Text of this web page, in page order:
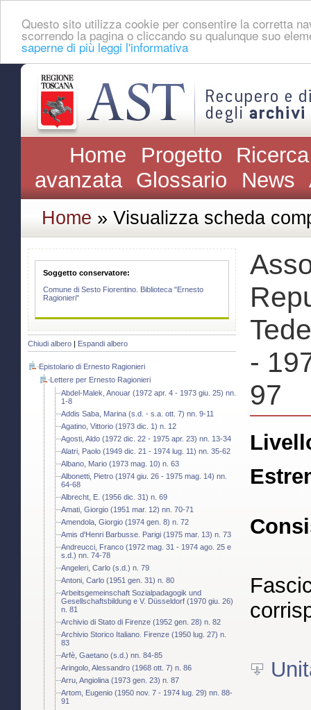
Questo sito utilizza cookie per consentire la corretta
scorrendo la pagina o cliccando su qualunque suo
saperne di più leggi l'informativa
Home Progetto
avanzata Glossario News
Home » Visualizza scheda
Soggetto conservatore:
Comune di Sesto Fiorentino. Biblioteca "Ernesto
Ragionieri"
Chiudi albero | Espandi albero
Epistolario di Ernesto Ragionieri
Lettere per Ernesto Ragionieri
Abdel-Malek, Anouar (1972 apr. 4 - 1973 giu. 25) nn.
1-8
Addis Saba, Marina (s.d. - s.a. ott. 7) nn. 9-11
Agatino, Vittorio (1973 dic. 1) n. 12
Agosti, Aldo (1972 dic. 22 - 1975 apr. 23) nn. 13-34
Alatri, Paolo (1949 dic. 21 - 1974 lug. 11) nn. 35-62
Albano, Mario (1973 mag. 10) n. 63
Albonetti, Pietro (1974 giu. 26 - 1975 mag. 14) nn.
64-68
Albrecht, E. (1956 dic. 31) n. 69
Amati, Giorgio (1951 mar. 12) nn. 70-71
Amendola, Giorgio (1974 gen. 8) n. 72
Amis d'Henri Barbusse. Parigi (1975 mar. 13) n. 73
Andreucci, Franco (1972 mag. 31 - 1974 ago. 25 e
s.d.) nn. 74-78
Angeleri, Carlo (s.d.) n. 79
Antoni, Carlo (1951 gen. 31) n. 80
Arbeitsgemeinschaft Sozialpadagogik und
Gesellschaftsbildung e V. Düsseldorf (1970 giu. 26)
n. 81
Archivio di Stato di Firenze (1952 gen. 28) n. 82
Archivio Storico Italiano. Firenze (1950 lug. 27) n.
83
Arfè, Gaetano (s.d.) nn. 84-85
Aringolo, Alessandro (1968 ott. 7) n. 86
Arru, Angiolina (1973 gen. 23) n. 87
Artom, Eugenio (1950 nov. 7 - 1974 lug. 29) nn. 88-
91
-
97